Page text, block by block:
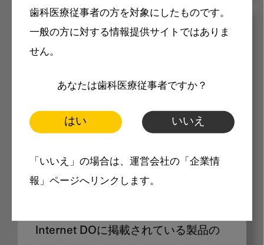
歯科医療従事者の方を対象にしたものです。
一般の方に対する情報提供サイトではありま
せん。
あなたは歯科医療従事者ですか？
はい いいえ
「いいえ」の場合は、運営会社の「企業情
報」ページへリンクします。
メリット
製品価格も閲覧可能
Internet DOに掲載されている製品の